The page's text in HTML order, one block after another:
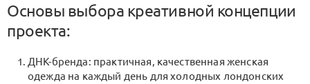
Основы выбора креативной концепции
проекта:
ДНК-бренда: практичная, качественная женская
одежда на каждый день для холодных лондонских